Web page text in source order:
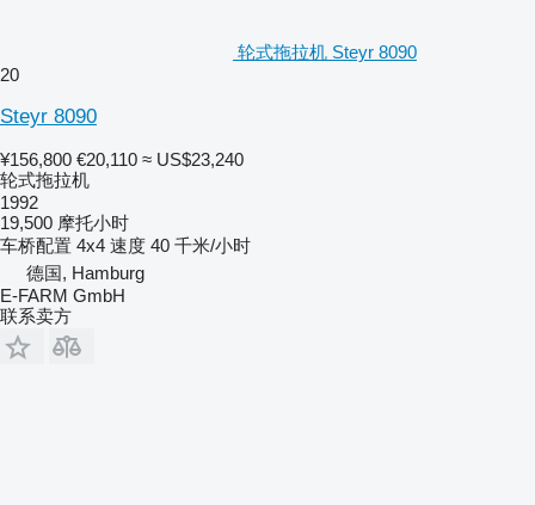
轮式拖拉机 Steyr 8090
20
Steyr 8090
¥156,800 €20,110 ≈ US$23,240
轮式拖拉机
1992
19,500 摩托小时
车桥配置 4x4 速度 40 千米/小时
德国, Hamburg
E-FARM GmbH
联系卖方